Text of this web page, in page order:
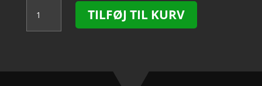
Cal
1580-
pinion.
TILFØJ TIL KURV